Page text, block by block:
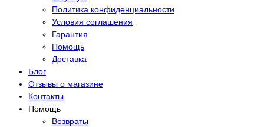
Политика конфиденциальности
Условия соглашения
Гарантия
Помощь
Доставка
Блог
Отзывы о магазине
Контакты
Помощь
Возвраты